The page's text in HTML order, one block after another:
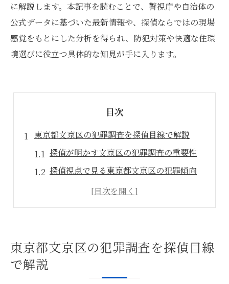
に解説します。本記事を読むことで、警視庁や自治体の
公式データに基づいた最新情報や、探偵ならではの現場
感覚をもとにした分析を得られ、防犯対策や快適な住環
境選びに役立つ具体的な知見が手に入ります。
目次
東京都文京区の犯罪調査を探偵目線で解説
探偵が明かす文京区の犯罪調査の重要性
探偵視点で見る東京都文京区の犯罪傾向
犯罪調査で探偵が注目する文京区の特徴
探偵が語る東京都文京区の安全性と課題
探偵が見抜く文京区の治安と犯罪傾向
犯罪調査で見える文京区の安全度とは
東京都文京区の犯罪調査を探偵目線
で解説